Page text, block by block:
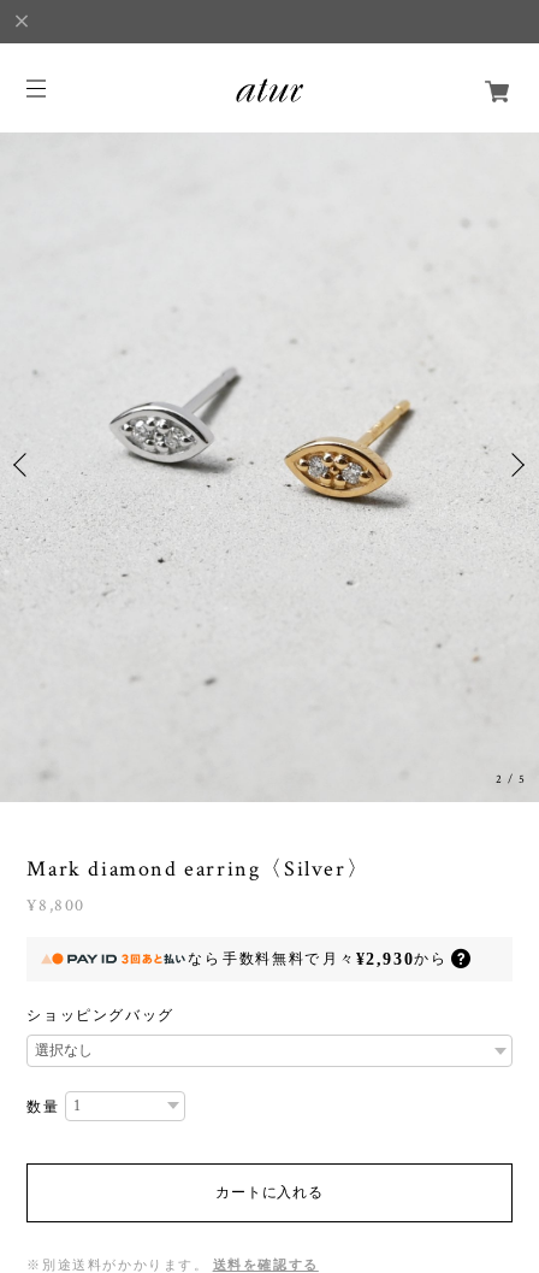
2 /5
Mark diamond earring〈Silver〉
¥8,800
なら 手数料無料で 月々 ¥2,930から
ショッピングバッグ
数量
カートに入れる
※別途送料がかかります。
送料を確認する